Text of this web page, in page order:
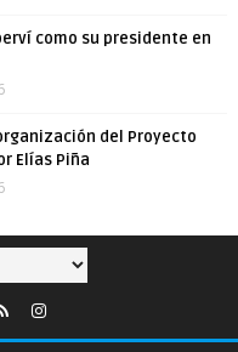
como su presidente en
del Proyecto
Elías Piña